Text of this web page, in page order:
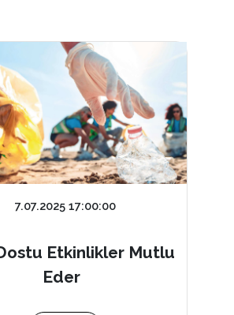
7.07.2025 17:00:00
Etkinlikler Mutlu
Eder